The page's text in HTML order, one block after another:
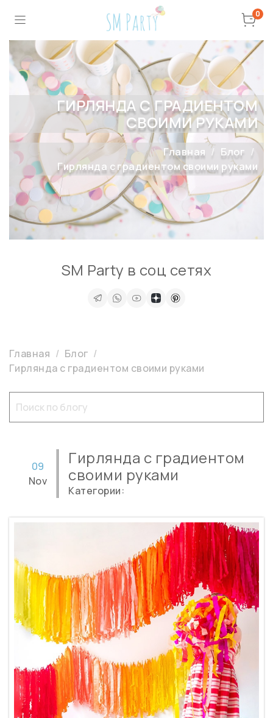
0
ГИРЛЯНДА С ГРАДИЕНТОМ
СВОИМИ РУКАМИ
Главная
Блог
Гирлянда с градиентом своими руками
Главная
Блог
Гирлянда с градиентом своими руками
Гирлянда с градиентом
своими руками
09
Nov
Категории:
SM Party в соц сетях